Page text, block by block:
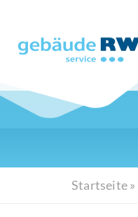
main
content
Startseite»